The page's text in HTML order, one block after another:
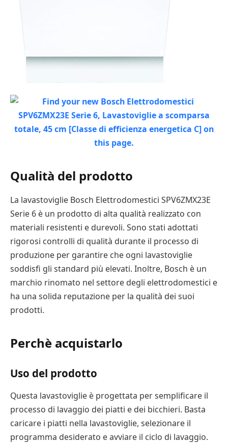
Qualità del prodotto
La lavastoviglie Bosch Elettrodomestici SPV6ZMX23E
Serie 6 è un prodotto di alta qualità realizzato con
materiali resistenti e durevoli. Sono stati adottati
rigorosi controlli di qualità durante il processo di
produzione per garantire che ogni lavastoviglie
soddisfi gli standard più elevati. Inoltre, Bosch è un
marchio rinomato nel settore degli elettrodomestici e
ha una solida reputazione per la qualità dei suoi
prodotti.
Perchè acquistarlo
Uso del prodotto
Questa lavastoviglie è progettata per semplificare il
processo di lavaggio dei piatti e dei bicchieri. Basta
caricare i piatti nella lavastoviglie, selezionare il
programma desiderato e avviare il ciclo di lavaggio.